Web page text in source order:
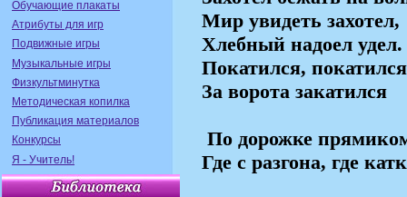
Обучающие плакаты
Атрибуты для игр
Подвижные игры
Музыкальные игры
Физкультминутка
Методическая копилка
Публикация материалов
Конкурсы
Я - Учитель!
Мир увидеть захотел,
Хлебный надоел удел.
Покатился,
За ворота закатился
По дорожке
Где с разгона, где